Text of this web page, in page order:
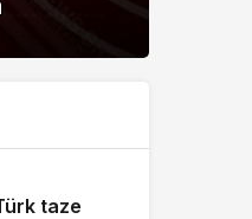
taze